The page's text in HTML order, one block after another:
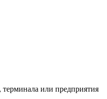
или предприятия